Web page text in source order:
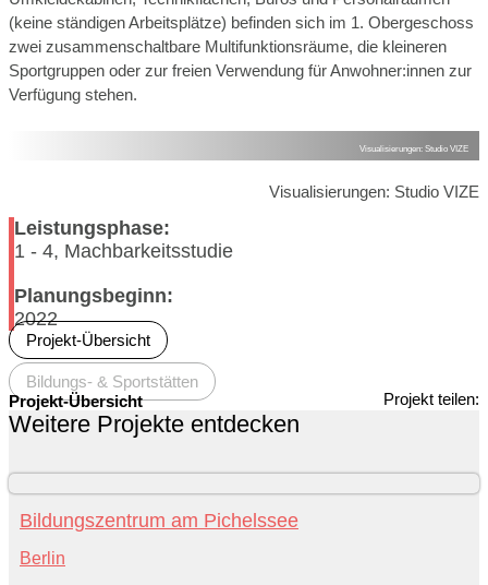
(keine ständigen Arbeitsplätze) befinden sich im 1. Obergeschoss
zwei zusammenschaltbare Multifunktionsräume, die kleineren
Sportgruppen oder zur freien Verwendung für Anwohner:innen zur
Verfügung stehen.
Visualisierungen: Studio VIZE
Visualisierungen: Studio VIZE
Leistungsphase:
1 - 4, Machbarkeitsstudie
Planungsbeginn:
2022
Projekt-Übersicht
Bildungs- & Sportstätten
Projekt-Übersicht
Projekt teilen:
Weitere Projekte entdecken
Bildungszentrum am Pichelssee
Berlin